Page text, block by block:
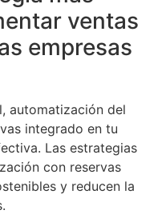
ventas
empresas
automatización del
integrado en tu
Las estrategias
con reservas
y reducen la